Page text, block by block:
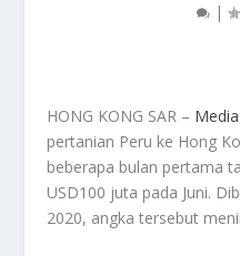
|
HONG KONG SAR –
pertanian Peru ke Hong
beberapa bulan pertama
USD100 juta pada Juni.
2020, angka tersebut